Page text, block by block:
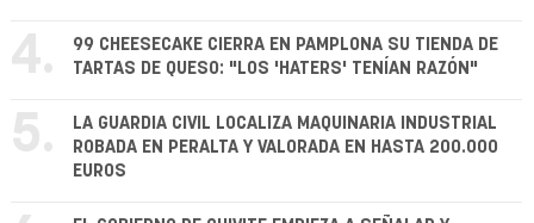
4.
99 CHEESECAKE CIERRA EN PAMPLONA SU TIENDA DE
TARTAS DE QUESO: "LOS 'HATERS' TENÍAN RAZÓN"
5.
LA GUARDIA CIVIL LOCALIZA MAQUINARIA INDUSTRIAL
ROBADA EN PERALTA Y VALORADA EN HASTA 200.000
EUROS